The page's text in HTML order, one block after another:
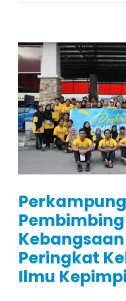
Kebangsaan
Peringkat
Ilmu